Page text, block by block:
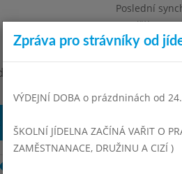
Poslední
Pondělí
Omezení
Králové, Bezručova 1468
Zpráva pro strávníky od
VÝDEJNÍ DOBA o prázdninách od
ŠKOLNÍ JÍDELNA ZAČÍNÁ VAŘIT O
ZAMĚSTNANACE, DRUŽINU A CIZÍ )